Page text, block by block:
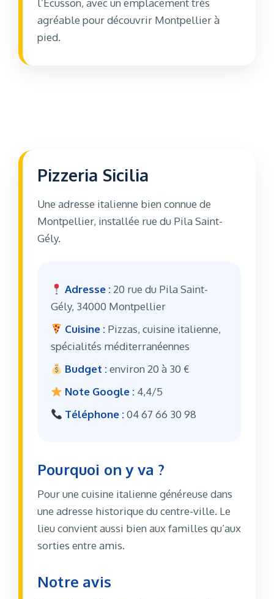
l’Écusson, avec un emplacement très
agréable pour découvrir Montpellier à
pied.
Pizzeria Sicilia
Une adresse italienne bien connue de
Montpellier, installée rue du Pila Saint-
Gély.
Adresse : 20 rue du Pila Saint-
Gély, 34000 Montpellier
Cuisine : Pizzas, cuisine italienne,
spécialités méditerranéennes
Budget :environ 20 à 30 €
Note Google : 4,4/5
Téléphone :04 67 66 30 98
Pourquoi on y va ?
Pour une cuisine italienne généreuse dans
une adresse historique du centre-ville. Le
lieu convient aussi bien aux familles qu’aux
sorties entre amis.
Notre avis